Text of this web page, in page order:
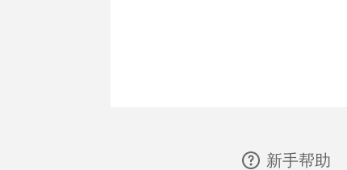
新手帮助